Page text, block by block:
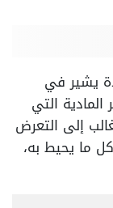
يشير في
التي
إلى التعرض
ما يحيط به،